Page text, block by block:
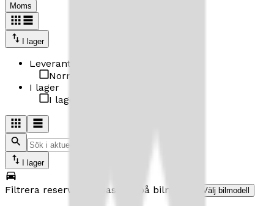
Moms
I lager
Leverantör
Norrlands Custom
I lager
I lager
I lager
Filtrera reservdelar baserat på bilmodell Välj bilmodell